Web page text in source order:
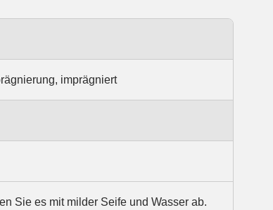
imprägniert
Sie es mit milder Seife und Wasser ab.